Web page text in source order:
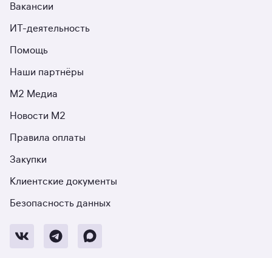
Вакансии
ИТ-деятельность
Помощь
Наши партнёры
М2 Медиа
Новости М2
Правила оплаты
Закупки
Клиентские документы
Безопасность данных